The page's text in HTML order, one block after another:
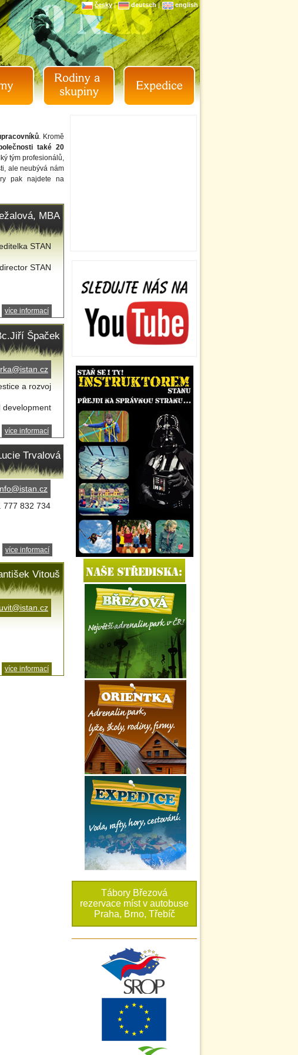
. Kromě
také 20
tým profesionálů,
ale neubývá nám
pak najdete na
MBA
STAN
STAN
více informací
Špaček
a rozvoj
development
více informací
Trvalová
777 832 734
více informací
Vitouš
více informací
Tábory Březová
rezervace míst v autobuse
Praha, Brno, Třebíč
česky| deutsch| english